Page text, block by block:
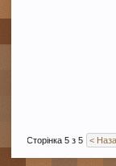
Сторінка 5 з 5 <